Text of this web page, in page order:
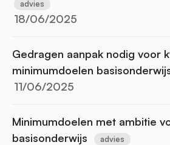
advies
18/06/2025
Gedragen aanpak nodig voor
minimumdoelen
11/06/2025
Minimumdoelen met ambitie
basisonderwijs
advies